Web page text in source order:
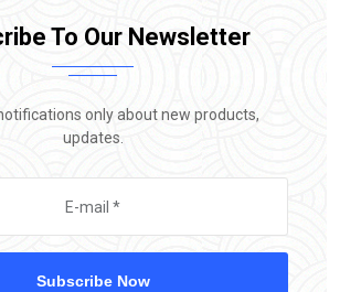
To Our Newsletter
only about new products,
updates.
Subscribe Now